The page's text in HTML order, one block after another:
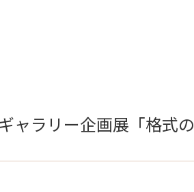
ャラリー企画展「格式